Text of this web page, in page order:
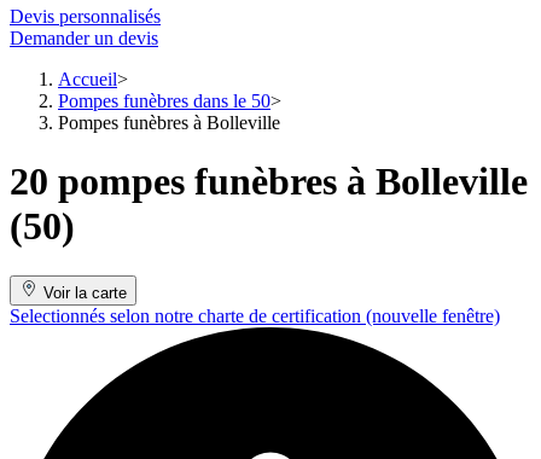
Devis personnalisés
Demander un devis
Accueil
Pompes funèbres dans le 50
Pompes funèbres à Bolleville
20 pompes funèbres à Bolleville
(50)
Voir la carte
Selectionnés selon notre charte de certification (nouvelle fenêtre)